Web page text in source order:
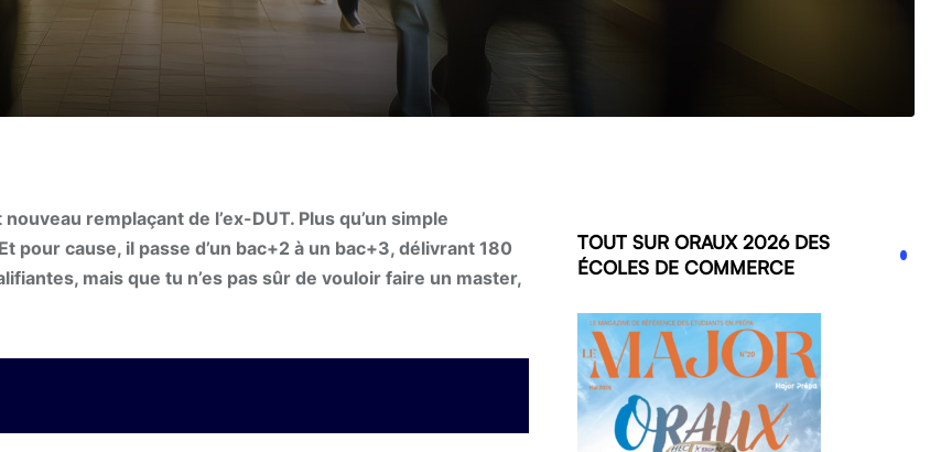
remplaçant de l’ex-DUT. Plus qu’un simple
pour cause, il passe d’un bac+2 à un bac+3, délivrant 180
mais que tu n’es pas sûr de vouloir faire un master,
TOUT SUR ORAUX 2026 DES
ÉCOLES DE COMMERCE